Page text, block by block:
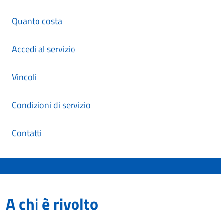
Quanto costa
Accedi al servizio
Vincoli
Condizioni di servizio
Contatti
A chi è rivolto